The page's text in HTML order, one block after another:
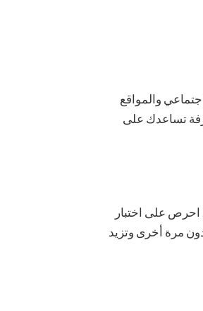
والمواقع
تساعدك على
احرص على اختبار
مرة أخرى وتزيد